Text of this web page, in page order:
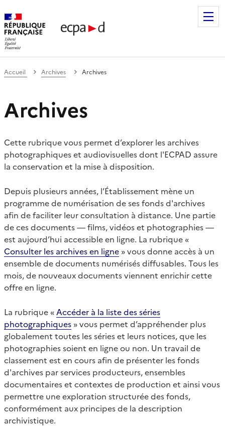
de communication et de production
Accueil Archives Archives
Archives
Cette rubrique vous permet d’explorer les archives
photographiques et audiovisuelles dont l'ECPAD assure
la conservation et la mise à disposition.
Depuis plusieurs années, l’Établissement mène un
programme de numérisation de ses fonds d'archives
afin de faciliter leur consultation à distance. Une partie
de ces documents — films, vidéos et photographies —
est aujourd’hui accessible en ligne. La rubrique «
Consulter les archives en ligne » vous donne accès à un
ensemble de documents numérisés diffusables. Tous les
mois, de nouveaux documents viennent enrichir cette
offre en ligne.
La rubrique « Accéder à la liste des séries
photographiques » vous permet d’appréhender plus
globalement toutes les séries et leurs notices, que les
photographies soient en ligne ou non. Un travail de
classement est en cours afin de présenter les fonds
d'archives par services producteurs, ensembles
documentaires et contextes de production et ainsi vous
permettre une exploration structurée des fonds,
conformément aux principes de la description
archivistique.